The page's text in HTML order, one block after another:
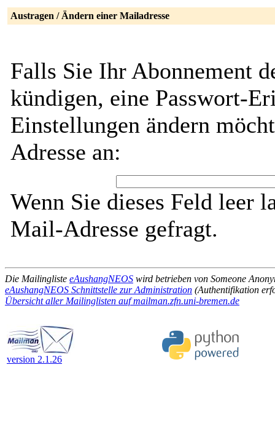
Austragen / Ändern einer Mailadresse
Falls Sie Ihr Abonnement
kündigen, eine Passwort-
Einstellungen ändern
Adresse an:
Wenn Sie dieses Feld leer
Mail-Adresse gefragt.
Die Mailingliste eAushangNEOS wird betrieben von Someone
eAushangNEOS Schnittstelle zur Administration (Authentifikation
Übersicht aller Mailinglisten auf mailman.zfn.uni-bremen.de
version 2.1.26